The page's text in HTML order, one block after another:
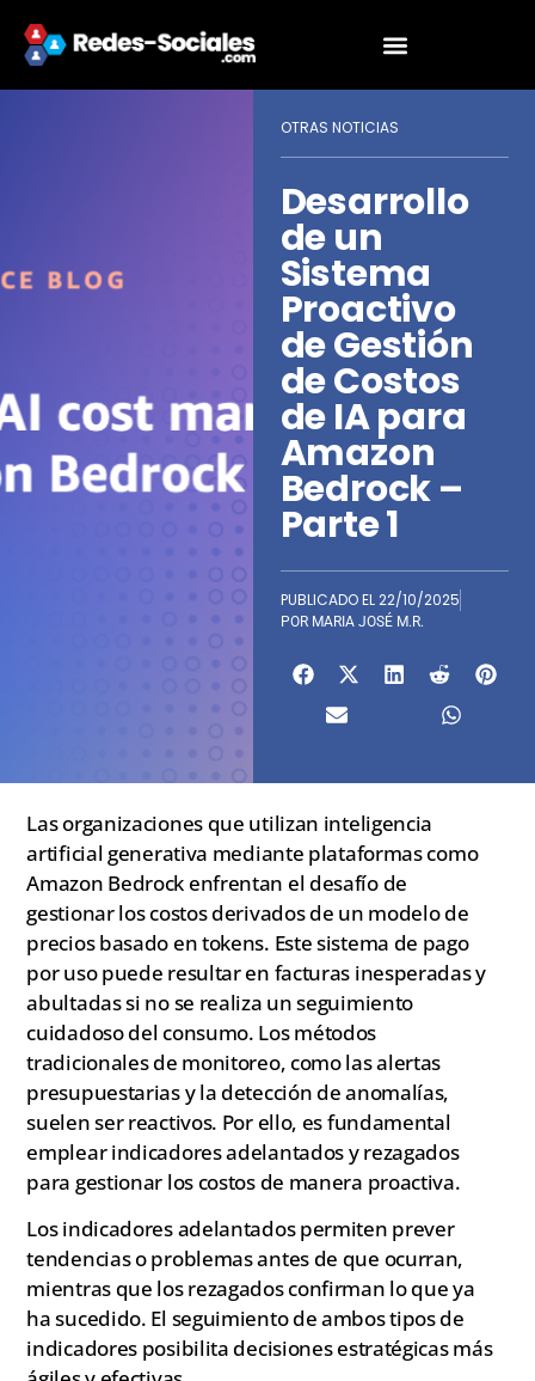
OTRAS NOTICIAS
Desarrollo
de un
Sistema
Proactivo
de Gestión
de Costos
de IA para
Amazon
Bedrock –
Parte 1
PUBLICADO EL22/10/2025
POR MARIA JOSÉ M.R.
Las organizaciones que utilizan inteligencia
artificial generativa mediante plataformas como
Amazon Bedrock enfrentan el desafío de
gestionar los costos derivados de un modelo de
precios basado en tokens. Este sistema de pago
por uso puede resultar en facturas inesperadas y
abultadas si no se realiza un seguimiento
cuidadoso del consumo. Los métodos
tradicionales de monitoreo, como las alertas
presupuestarias y la detección de anomalías,
suelen ser reactivos. Por ello, es fundamental
emplear indicadores adelantados y rezagados
para gestionar los costos de manera proactiva.
Los indicadores adelantados permiten prever
tendencias o problemas antes de que ocurran,
mientras que los rezagados confirman lo que ya
ha sucedido. El seguimiento de ambos tipos de
indicadores posibilita decisiones estratégicas más